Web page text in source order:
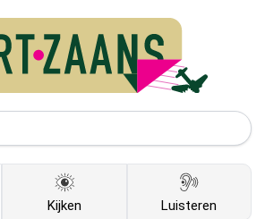
Kijken Luisteren